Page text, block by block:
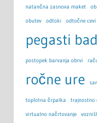
natančna zasnova maket
obutev odtoki odtočne cevi
pegasti
postopek barvanja obrvi
ročne ure
toplotna črpalka trajnostno
virtualno načrtovanje